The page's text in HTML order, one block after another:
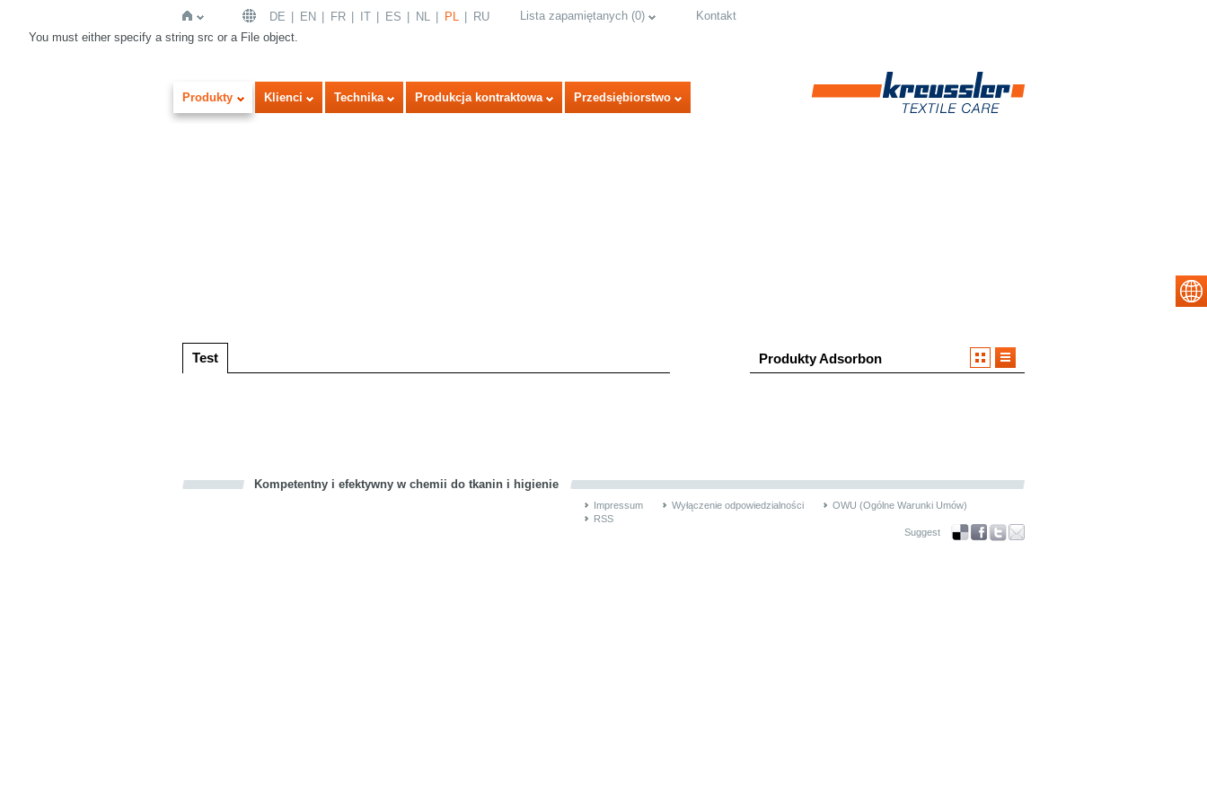
Strona
DE EN FR IT ES NL PL RU Lista zapamiętanych (0) Kontakt
Produkty Klienci Technika Produkcja kontraktowa Przedsiębiorstwo
You must either specify a string src or a File object.
Test Produkty Adsorbon
Kompetentny i efektywny w chemii do tkanin i higienie
Impressum Wyłączenie odpowiedzialności
OWU (Ogólne Warunki Umów)
RSS
Suggest